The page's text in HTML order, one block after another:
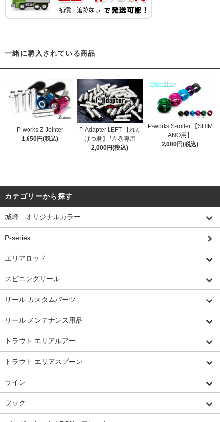
一緒に購入されている商品
P-works Z-Jointer
1,650円(税込)
P-Adapter LEFT 【れん
けつ君】 *左巻専用
2,000円(税込)
P-works S-roller 【SHIM
ANO用】
2,000円(税込)
カテゴリーから探す
城峰 オリジナルカラー
P-series
エリアロッド
スピニングリール
リール カスタムパーツ
リール メンテナンス用品
トラウト エリアルアー
トラウト エリアスプーン
ライン
フック